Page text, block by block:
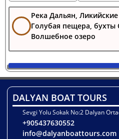
Река Дальян,
Голубая пещера, бухты
Волшебное озеро
DALYAN BOAT TOURS
Sevgi Yolu Sokak No:2 Dalyan
+905437630552
info@dalyanboattours.com